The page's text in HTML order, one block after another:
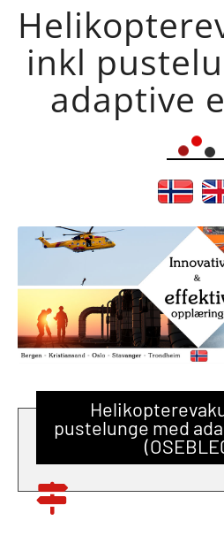
inkl
adaptive
pustelunge med